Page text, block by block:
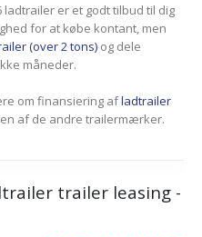
ladtrailer er et godt tilbud til dig
for at købe kontant, men
(over 2 tons) og dele
måneder.
om finansiering afladtrailer
af de andre trailermærker.
trailer leasing -